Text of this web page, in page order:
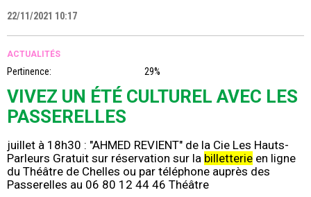
22/11/2021 10:17
ACTUALITÉS
Pertinence: 29%
VIVEZ UN ÉTÉ CULTUREL AVEC LES
PASSERELLES
juillet à 18h30 : "AHMED REVIENT" de la Cie Les Hauts-
Parleurs Gratuit sur réservation sur la billetterie en ligne
du Théâtre de Chelles ou par téléphone auprès des
Passerelles au 06 80 12 44 46 Théâtre